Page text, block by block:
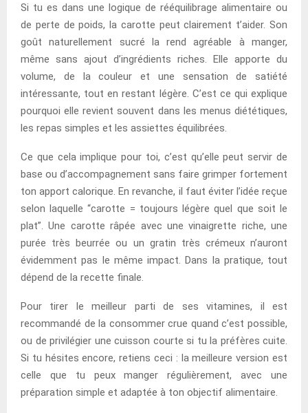
Si tu es dans une logique de rééquilibrage alimentaire ou
de perte de poids, la carotte peut clairement t’aider. Son
goût naturellement sucré la rend agréable à manger,
même sans ajout d’ingrédients riches. Elle apporte du
volume, de la couleur et une sensation de satiété
intéressante, tout en restant légère. C’est ce qui explique
pourquoi elle revient souvent dans les menus diététiques,
les repas simples et les assiettes équilibrées.
Ce que cela implique pour toi, c’est qu’elle peut servir de
base ou d’accompagnement sans faire grimper fortement
ton apport calorique. En revanche, il faut éviter l’idée reçue
selon laquelle “carotte = toujours légère quel que soit le
plat”. Une carotte râpée avec une vinaigrette riche, une
purée très beurrée ou un gratin très crémeux n’auront
évidemment pas le même impact. Dans la pratique, tout
dépend de la recette finale.
Pour tirer le meilleur parti de ses vitamines, il est
recommandé de la consommer crue quand c’est possible,
ou de privilégier une cuisson courte si tu la préfères cuite.
Si tu hésites encore, retiens ceci : la meilleure version est
celle que tu peux manger régulièrement, avec une
préparation simple et adaptée à ton objectif alimentaire.